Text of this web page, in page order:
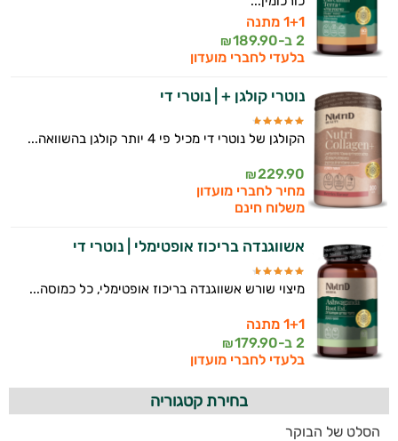
1+1 מתנה
2 ב-
189.90
₪
בלעדי לחברי מועדון
נוטרי קולגן + | נוטרי די
הקולגן של נוטרי די מכיל פי 4 יותר קולגן בהשוואה...
229.90
₪
מחיר לחברי מועדון
משלוח חינם
אשווגנדה בריכוז אופטימלי | נוטרי די
מיצוי שורש אשווגנדה בריכוז אופטימלי, כל כמוסה...
1+1 מתנה
2 ב-
179.90
₪
בלעדי לחברי מועדון
בחירת קטגוריה
הסלט של הבוקר